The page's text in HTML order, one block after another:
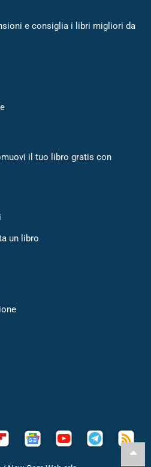
e consiglia i libri migliori da
il tuo libro gratis con
un libro